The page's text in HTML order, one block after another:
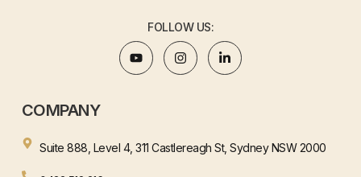
FOLLOW US:
COMPANY
Suite 888, Level 4, 311 Castlereagh St, Sydney NSW 2000